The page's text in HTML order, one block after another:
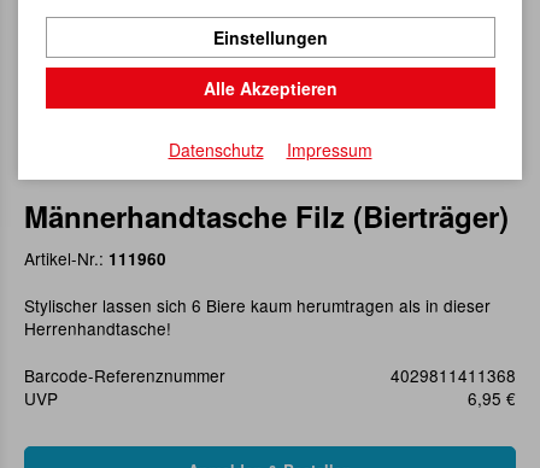
Männerhandtasche Filz (Bierträger)
Artikel-Nr.: 111960
Stylischer lassen sich 6 Biere kaum herumtragen als in dieser
Herrenhandtasche!
Barcode-Referenznummer
4029811411368
UVP
6,95 €
Einstellungen
Alle Akzeptieren
Datenschutz Impressum